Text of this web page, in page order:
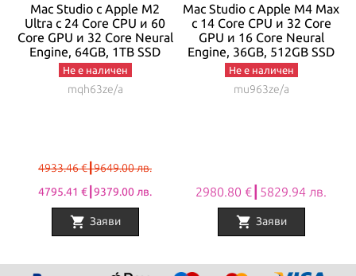
Mac Studio с Apple M2
Ultra с 24 Core CPU и 60
Core GPU и 32 Core Neural
Engine, 64GB, 1TB SSD
Не е наличен
mqh63ze/a
4933.46 €┃9649.00 лв.
4795.41 €┃9379.00 лв.
shopping_cart Заяви
Mac Studio с Apple M4 Max
с 14 Core CPU и 32 Core
GPU и 16 Core Neural
Engine, 36GB, 512GB SSD
Не е наличен
mu963ze/a
2980.80 €┃5829.94 лв.
shopping_cart Заяви